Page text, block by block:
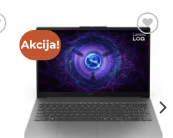
Akcija!
Add to
wishlist